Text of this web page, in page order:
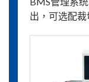
出，可选配裁